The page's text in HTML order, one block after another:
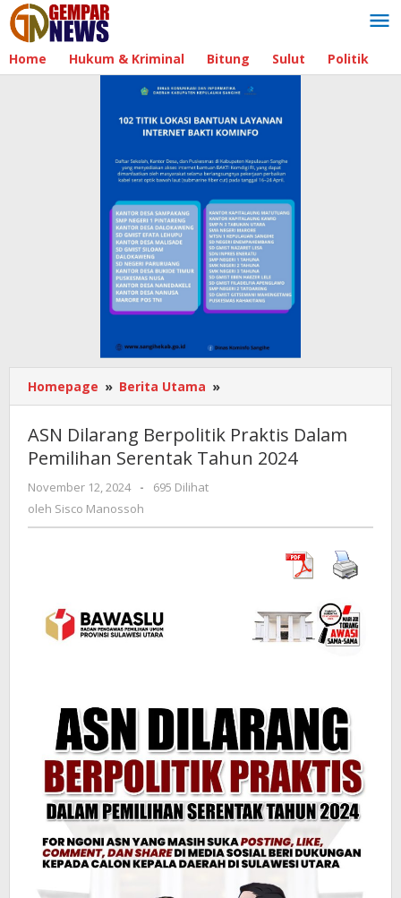
Lewati
ke
konten
Home Hukum & Kriminal Bitung Sulut Politik
Homepage » Berita Utama »
Dilarang
Praktis
Dalam
ASN Dilarang Berpolitik Praktis Dalam
Pemilihan Serentak Tahun 2024
November 12, 2024
oleh
Sisco
-
695 Dilihat
oleh Sisco Manossoh